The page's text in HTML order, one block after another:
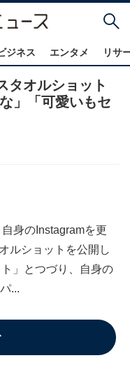
ジネス エンタメ リサ
タオルショット
」「可愛いもセ
身のInstagramを更
ルショットを公開し
」とつづり、自身の
...